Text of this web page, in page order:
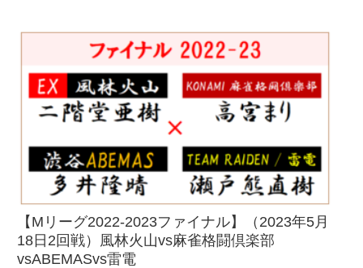
【Mリーグ2022-2023ファイナル】（2023年5月
18日2回戦）風林火山vs麻雀格闘倶楽部
vsABEMASvs雷電